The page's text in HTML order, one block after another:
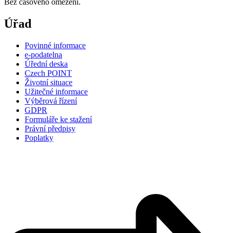
Úřad
Povinné informace
e-podatelna
Úřední deska
Czech POINT
Životní situace
Užitečné informace
Výběrová řízení
GDPR
Formuláře ke stažení
Právní předpisy
Poplatky